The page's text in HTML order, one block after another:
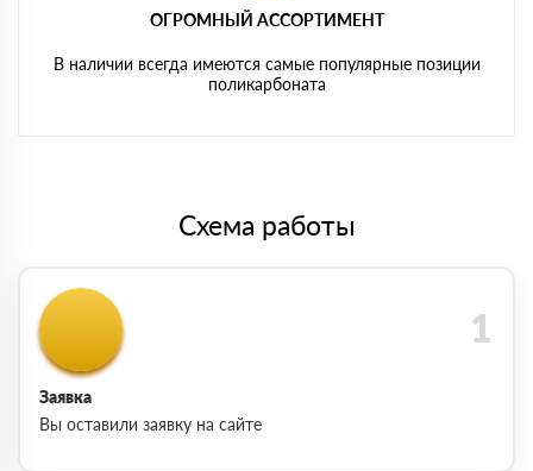
ОГРОМНЫЙ АССОРТИМЕНТ
В наличии всегда имеются самые популярные позиции
поликарбоната
Схема работы
Заявка
Вы оставили заявку на сайте